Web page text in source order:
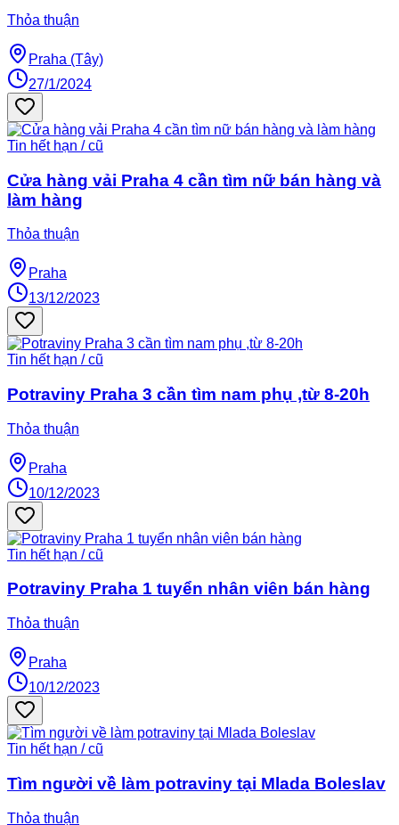
Thỏa thuận
Praha (Tây)
27/1/2024
Tin hết hạn / cũ
Cửa hàng vải Praha 4 cần tìm nữ bán hàng và
làm hàng
Thỏa thuận
Praha
13/12/2023
Tin hết hạn / cũ
Potraviny Praha 3 cần tìm nam phụ ,từ 8-20h
Thỏa thuận
Praha
10/12/2023
Tin hết hạn / cũ
Potraviny Praha 1 tuyển nhân viên bán hàng
Thỏa thuận
Praha
10/12/2023
Tin hết hạn / cũ
Tìm người về làm potraviny tại Mlada Boleslav
Thỏa thuận